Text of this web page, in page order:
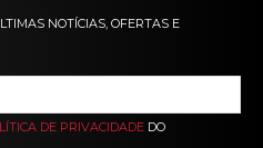
NOTÍCIAS, OFERTAS E
DE PRIVACIDADE DO